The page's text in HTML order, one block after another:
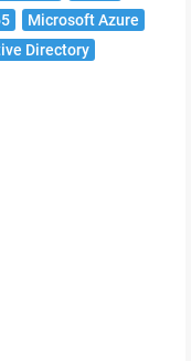
Microsoft Azure
Directory